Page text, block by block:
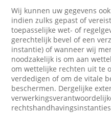
Wij kunnen uw gegevens
indien zulks gepast of
toepasselijke wet- of
gerechtelijk bevel of een
instantie) of wanneer wij
noodzakelijk is om aan
om wettelijke rechten uit te
verdedigen of om de vitale
beschermen. Dergelijke